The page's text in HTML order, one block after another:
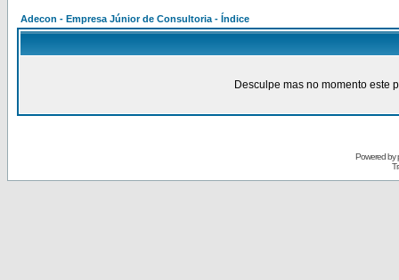
Adecon - Empresa Júnior de Consultoria - Índice
Desculpe mas no momento este
Powered by